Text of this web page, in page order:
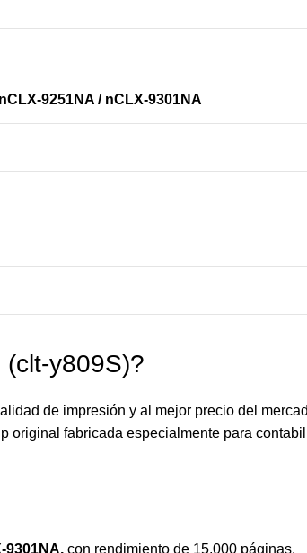
9251NA / nCLX-9301NA
y809S)?
de impresión y al mejor precio del
original fabricada especialmente para
9301NA, con rendimiento de 15,000 páginas.